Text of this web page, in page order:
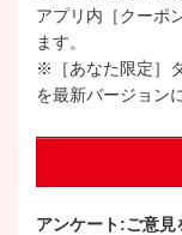
アプリ内［クーポ
ます。
※［あなた限定］
を最新バージョン
アンケート:ご意